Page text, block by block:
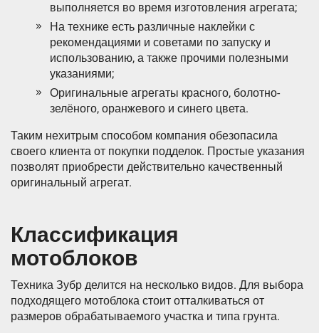
выполняется во время изготовления агрегата;
На технике есть различные наклейки с
рекомендациями и советами по запуску и
использованию, а также прочими полезными
указаниями;
Оригинальные агрегаты красного, болотно-
зелёного, оранжевого и синего цвета.
Таким нехитрым способом компания обезопасила
своего клиента от покупки подделок. Простые указания
позволят приобрести действительно качественный
оригинальный агрегат.
Классификация
мотоблоков
Техника Зубр делится на несколько видов. Для выбора
подходящего мотоблока стоит отталкиваться от
размеров обрабатываемого участка и типа грунта.